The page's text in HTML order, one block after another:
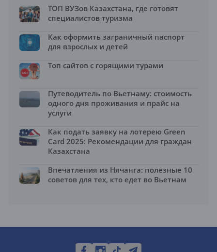
ТОП ВУЗов Казахстана, где готовят
специалистов туризма
Как оформить заграничный паспорт
для взрослых и детей
Топ сайтов с горящими турами
Путеводитель по Вьетнаму: стоимость
одного дня проживания и прайс на
услуги
Как подать заявку на лотерею Green
Card 2025: Рекомендации для граждан
Казахстана
Впечатления из Нячанга: полезные 10
советов для тех, кто едет во Вьетнам